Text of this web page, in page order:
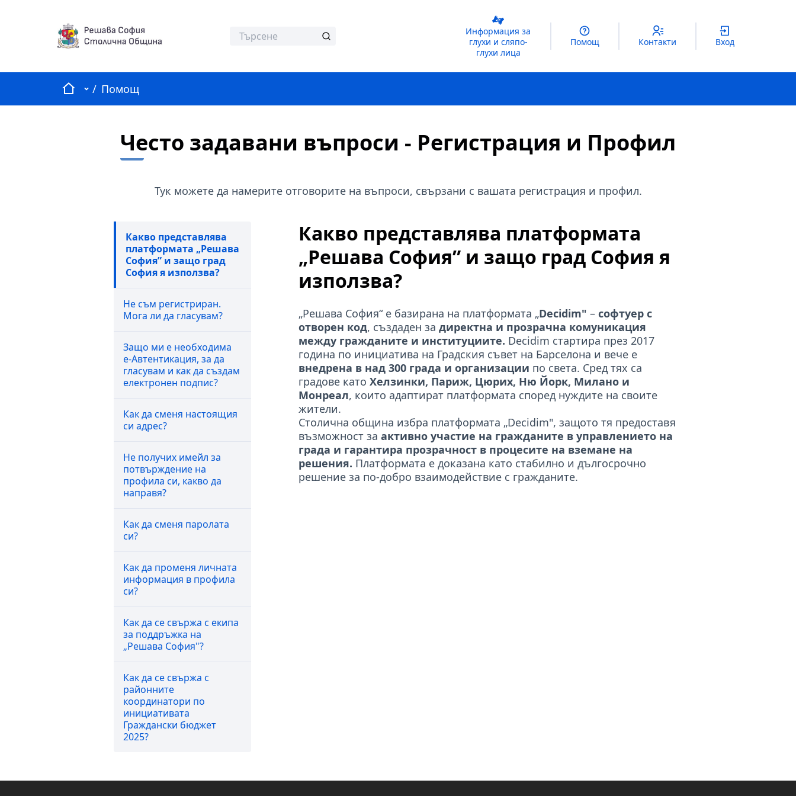
Информация за
глухи и сляпо-
глухи лица
Помощ Контакти Вход
НачалоГлавно меню
/ Помощ
Често задавани въпроси - Регистрация и Профил
Тук можете да намерите отговорите на въпроси, свързани с вашата регистрация и профил.
Какво представлява
платформата „Решава
София” и защо град
София я използва?
Не съм регистриран.
Мога ли да гласувам?
Защо ми е необходима
е-Автентикация, за да
гласувам и как да създам
електронен подпис?
Как да сменя настоящия
си адрес?
Не получих имейл за
потвърждение на
профила си, какво да
направя?
Как да сменя паролата
си?
Как да променя личната
информация в профила
си?
Как да се свържа с екипа
за поддръжка на
„Решава София"?
Как да се свържа с
районните
координатори по
инициативата
Граждански бюджет
2025?
Какво представлява платформата
„Решава София” и защо град София я
използва?
„Решава София“ е базирана на платформата „Decidim" – софтуер с
отворен код, създаден за директна и прозрачна комуникация
между гражданите и институциите. Decidim стартира през 2017
година по инициатива на Градския съвет на Барселона и вече е
внедрена в над 300 града и организации по света. Сред тях са
градове като Хелзинки, Париж, Цюрих, Ню Йорк, Милано и
Монреал, които адаптират платформата според нуждите на своите
жители.
Столична община избра платформата „Decidim", защото тя предоставя
възможност за активно участие на гражданите в управлението на
града и гарантира прозрачност в процесите на вземане на
решения. Платформата е доказана като стабилно и дългосрочно
решение за по-добро взаимодействие с гражданите.